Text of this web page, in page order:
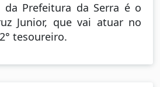
da Prefeitura da Serra é o
Junior, que vai atuar no
tesoureiro.